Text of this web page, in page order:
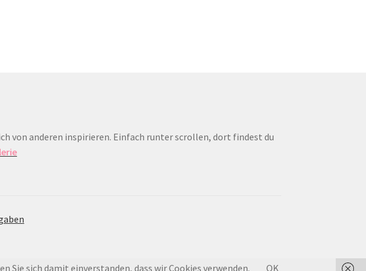
von anderen inspirieren. Einfach runter scrollen, dort findest du
sich damit einverstanden, dass wir Cookies verwenden. OK